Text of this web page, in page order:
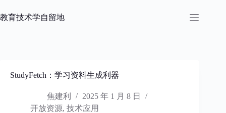
过
教育技术学自留地
StudyFetch：学习资料生成利器
焦建利
2025 年 1 月 8 日
开放资源, 技术应用